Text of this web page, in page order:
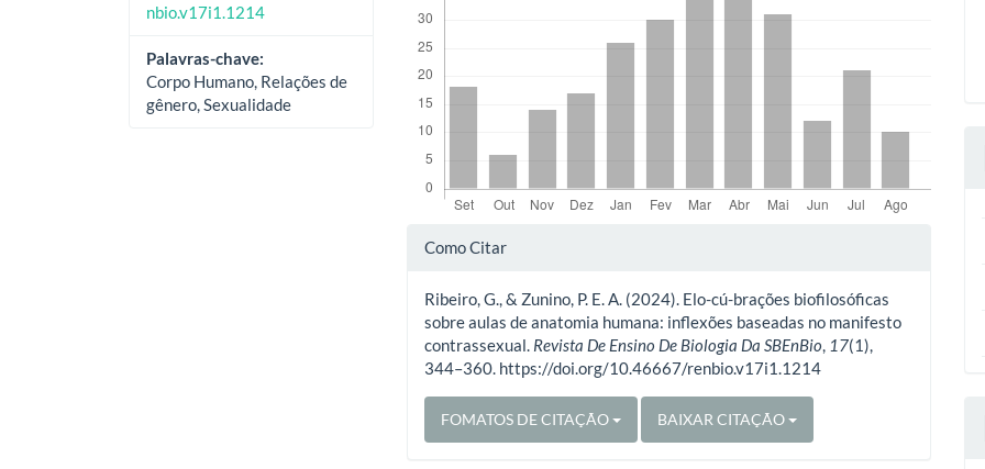
nbio.v17i1.1214
Palavras-chave:
Corpo Humano, Relações de
gênero, Sexualidade
Detalhes
artigo
Como Citar
Ribeiro, G., & Zunino, P. E. A. (2024). Elo-cú-brações biofilosóficas
sobre aulas de anatomia humana: inflexões baseadas no manifesto
contrassexual. Revista De Ensino De Biologia Da SBEnBio, 17(1),
344–360. https://doi.org/10.46667/renbio.v17i1.1214
FOMATOS DE CITAÇÃO BAIXAR CITAÇÃO